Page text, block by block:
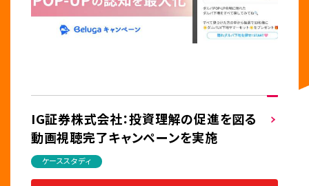
IG証券株式会社：投資理解の促進を図る
動画視聴完了キャンペーンを実施
ケーススタディ